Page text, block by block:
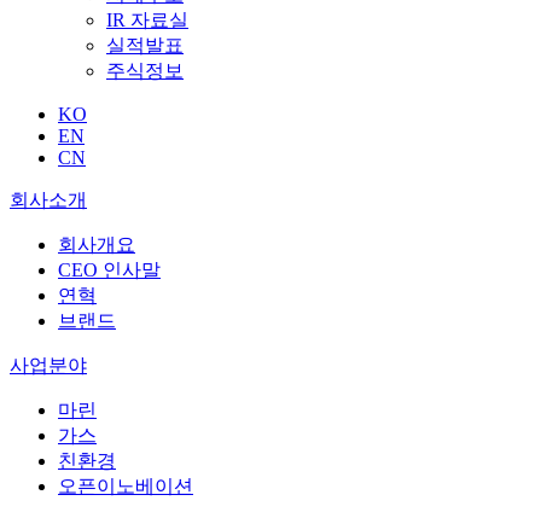
IR 자료실
실적발표
주식정보
KO
EN
CN
회사소개
회사개요
CEO 인사말
연혁
브랜드
사업분야
마린
가스
친환경
오픈이노베이션